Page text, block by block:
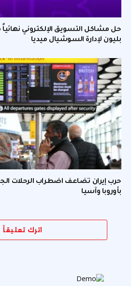
حل مشاكل التسويق الإلكتروني
بليون لإدارة السوشيال ميديا
حرب إيران تضاعف اضطراب الرحلات
بأوروبا وآسيا
اترك تعليقاً